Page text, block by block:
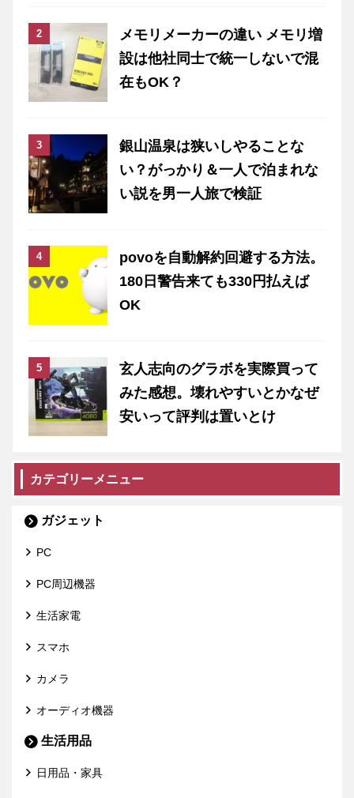
メモリメーカーの違い メモリ増
設は他社同士で統一しないで混
在もOK？
銀山温泉は狭いしやることな
い？がっかり＆一人で泊まれな
い説を男一人旅で検証
povoを自動解約回避する方法。
180日警告来ても330円払えば
OK
玄人志向のグラボを実際買って
みた感想。壊れやすいとかなぜ
安いって評判は置いとけ
カテゴリーメニュー
ガジェット
PC
PC周辺機器
生活家電
スマホ
カメラ
オーディオ機器
生活用品
日用品・家具